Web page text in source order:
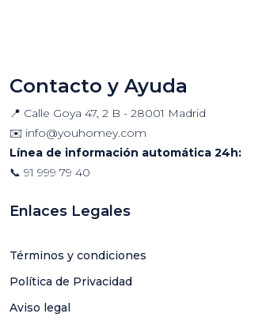
Contacto y Ayuda
📍 Calle Goya 47, 2 B - 28001 Madrid
✉️ info@youhomey.com
Línea de información automática 24h:
📞 91 999 79 40
Enlaces Legales
Términos y condiciones
Política de Privacidad
Aviso legal